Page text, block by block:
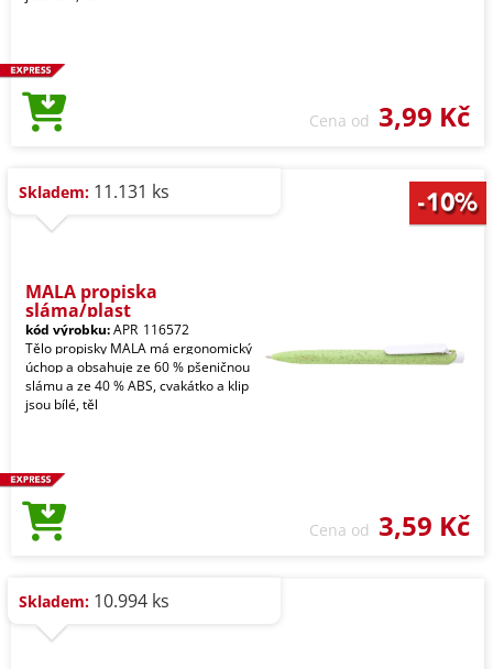
Cena od 3,99 Kč
Skladem: 11.131 ks
MALA propiska
sláma/plast
kód výrobku:APR_116572
Tělo propisky MALA má ergonomický
úchop a obsahuje ze 60 % pšeničnou
slámu a ze 40 % ABS, cvakátko a klip
jsou bílé, těl
Cena od 3,59 Kč
Skladem: 10.994 ks